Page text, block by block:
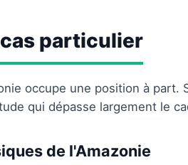
particulier
occupe une position à part.
qui dépasse largement le
de l'Amazonie